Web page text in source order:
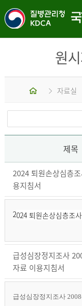
원
홈 자료실
제목
2024 퇴원손상심층
용지침서
2024 퇴원손상심층조
급성심장정지조사
자료 이용지침서
급성심장정지조사